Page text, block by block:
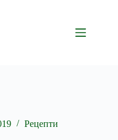
Рецепти